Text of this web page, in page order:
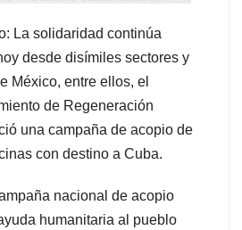
La solidaridad continúa
desde disímiles sectores y
México, entre ellos, el
de Regeneración
una campaña de acopio de
con destino a Cuba.
nacional de acopio
humanitaria al pueblo